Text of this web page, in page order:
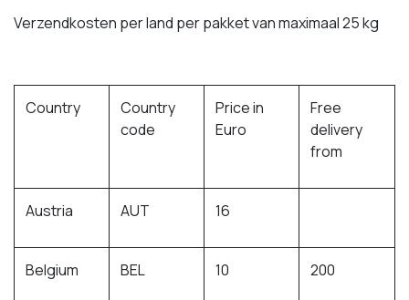
Verzendkosten per land per pakket van maximaal 25 kg
Country
Country
code
Price in
Euro
Free
delivery
from
Austria AUT 16
Belgium BEL 10 200